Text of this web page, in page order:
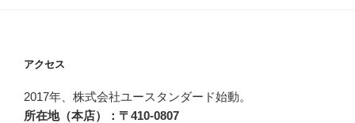
アクセス
2017年、株式会社ユースタンダード始動。
所在地（本店）：〒410-0807